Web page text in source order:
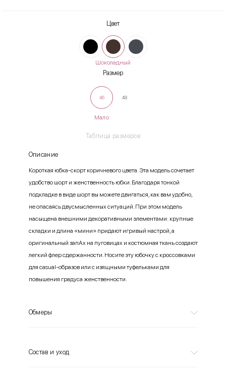
Цвет
Шоколадный
Размер
Таблица размеров
46
Мало
48
Описание
Короткая юбка-скорт коричневого цвета. Эта модель сочетает
удобство шорт и женственность юбки. Благодаря тонкой
подкладке в виде шорт вы можете двигаться, как вам удобно,
не опасаясь двусмысленных ситуаций. При этом модель
насыщена внешними декоративными элементами: крупные
складки и длина «мини» придают игривый настрой, а
оригинальный запАх на пуговицах и костюмная ткань создают
легкий флер сдержанности. Носите эту юбочку с кроссовками
для casual-образов или с изящными туфельками для
повышения градуса женственности.
Обмеры
Состав и уход